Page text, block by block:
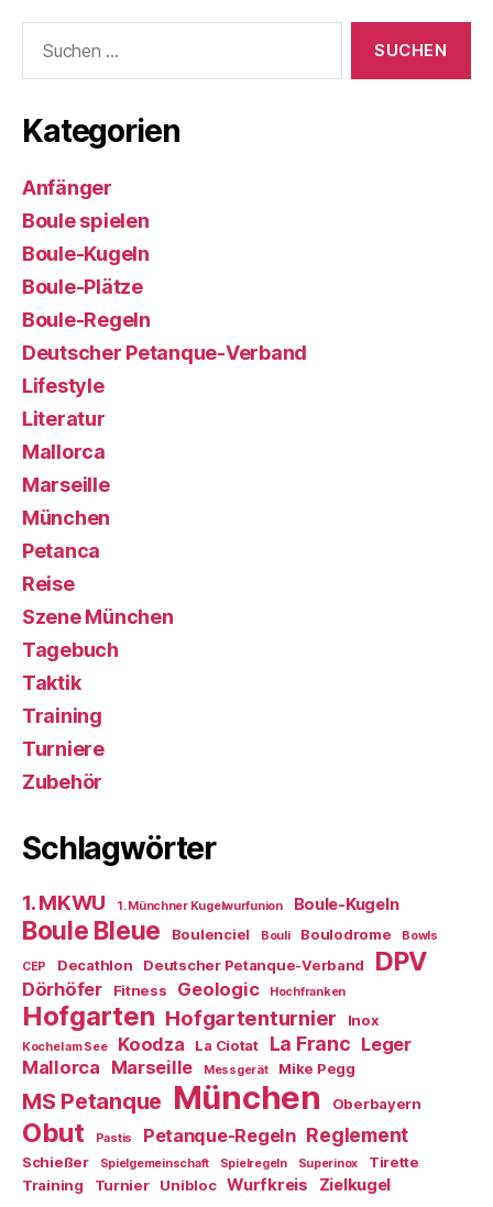
nach:
Kategorien
Anfänger
Boule spielen
Boule-Kugeln
Boule-Plätze
Boule-Regeln
Deutscher Petanque-Verband
Lifestyle
Literatur
Mallorca
Marseille
München
Petanca
Reise
Szene München
Tagebuch
Taktik
Training
Turniere
Zubehör
Schlagwörter
1. MKWU 1. Münchner Kugelwurfunion Boule-Kugeln
Boule Bleue Boulenciel Bouli Boulodrome Bowls
CEP Decathlon Deutscher Petanque-Verband DPV
Dörhöfer Fitness Geologic Hochfranken
Hofgarten Hofgartenturnier Inox
Kochel am See Koodza La Ciotat La Franc Leger
Mallorca Marseille Messgerät Mike Pegg
MS Petanque München Oberbayern
Obut Pastis Petanque-Regeln Reglement
Schießer Spielgemeinschaft Spielregeln Superinox
Tirette
Training
Turnier Unibloc Wurfkreis Zielkugel